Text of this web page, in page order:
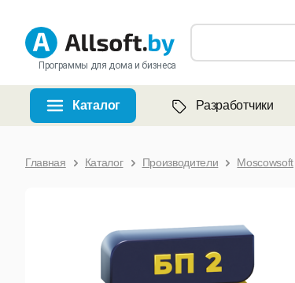
Программы для дома и бизнеса
Каталог Разработчики
Главная Каталог Производители Moscowsoft